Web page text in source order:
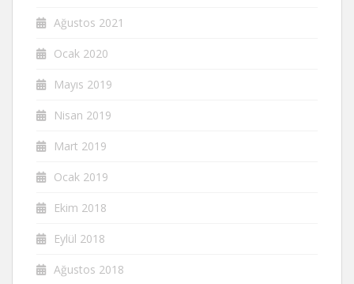
Ağustos 2021
Ocak 2020
Mayıs 2019
Nisan 2019
Mart 2019
Ocak 2019
Ekim 2018
Eylül 2018
Ağustos 2018